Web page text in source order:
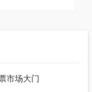
市场大门